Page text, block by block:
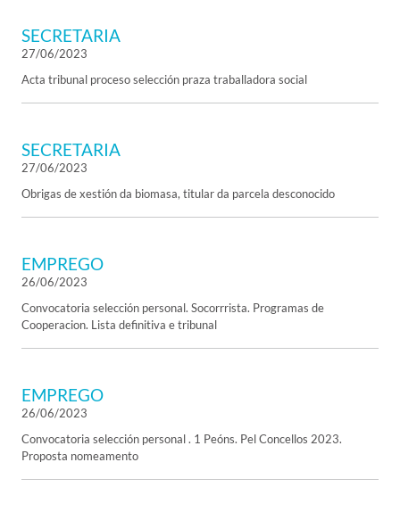
SECRETARIA
27/06/2023
Acta tribunal proceso selección praza traballadora social
SECRETARIA
27/06/2023
Obrigas de xestión da biomasa, titular da parcela desconocido
EMPREGO
26/06/2023
Convocatoria selección personal. Socorrrista. Programas de
Cooperacion. Lista definitiva e tribunal
EMPREGO
26/06/2023
Convocatoria selección personal . 1 Peóns. Pel Concellos 2023.
Proposta nomeamento